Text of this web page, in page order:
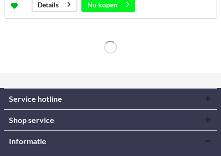
Details
Nu kopen
Service hotline
Shop service
Informatie